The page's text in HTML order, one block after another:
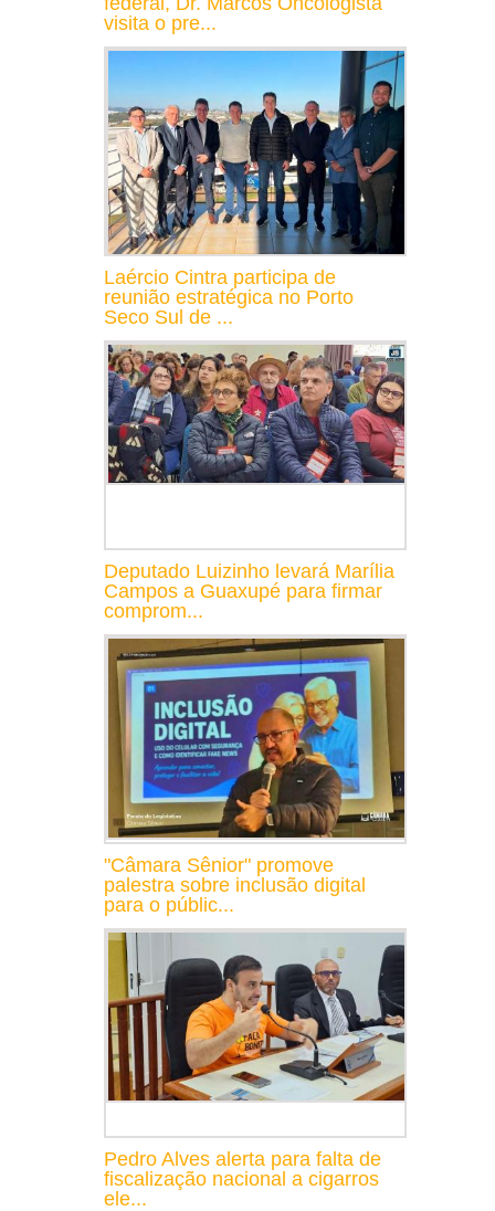
visita o pre...
Laércio Cintra participa de
reunião estratégica no Porto
Seco Sul de ...
Deputado Luizinho levará Marília
Campos a Guaxupé para firmar
comprom...
"Câmara Sênior" promove
palestra sobre inclusão digital
para o públic...
Pedro Alves alerta para falta de
fiscalização nacional a cigarros
ele...